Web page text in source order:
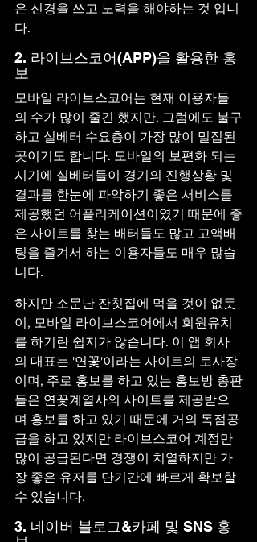
은 신경을 쓰고 노력을 해야하는 것 입니
다.
2. 라이브스코어(APP)을 활용한 홍
보
모바일 라이브스코어는 현재 이용자들
의 수가 많이 줄긴 했지만, 그럼에도 불구
하고 실베터 수요층이 가장 많이 밀집된
곳이기도 합니다. 모바일의 보편화 되는
시기에 실베터들이 경기의 진행상황 및
결과를 한눈에 파악하기 좋은 서비스를
제공했던 어플리케이션이였기 때문에 좋
은 사이트를 찾는 배터들도 많고 고액배
팅을 즐겨서 하는 이용자들도 매우 많습
니다.
하지만 소문난 잔칫집에 먹을 것이 없듯
이, 모바일 라이브스코어에서 회원유치
를 하기란 쉽지가 않습니다. 이 앱 회사
의 대표는 '연꽃'이라는 사이트의 토사장
이며, 주로 홍보를 하고 있는 홍보방 총판
들은 연꽃계열사의 사이트를 제공받으
며 홍보를 하고 있기 때문에 거의 독점공
급을 하고 있지만 라이브스코어 계정만
많이 공급된다면 경쟁이 치열하지만 가
장 좋은 유저를 단기간에 빠르게 확보할
수 있습니다.
3. 네이버 블로그&카페 및 SNS 홍